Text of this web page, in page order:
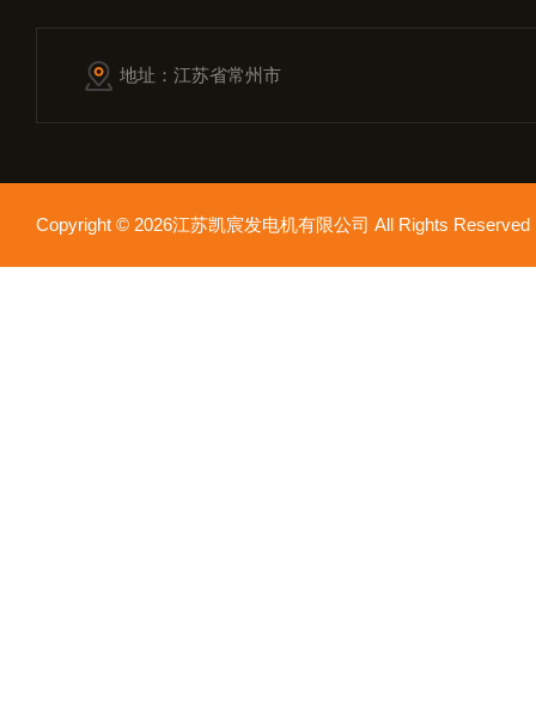
地址：江苏省常州市
Copyright © 2026江苏凯宸发电机有限公司 All Rights